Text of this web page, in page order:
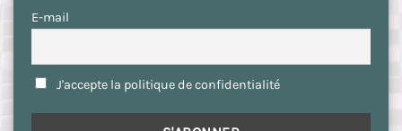
E-mail
J'accepte la politique de confidentialité